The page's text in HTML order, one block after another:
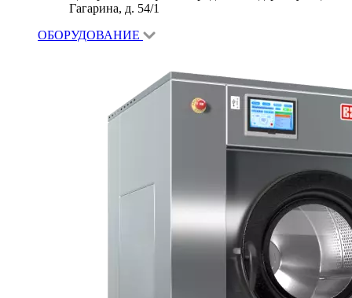
Гагарина, д. 54/1
ОБОРУДОВАНИЕ